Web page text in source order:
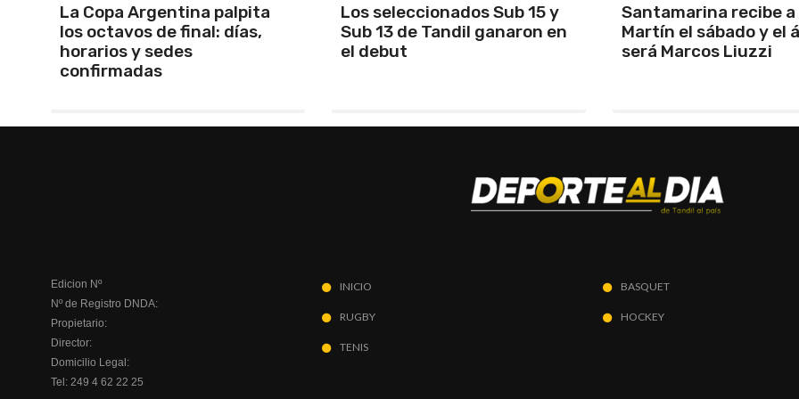
Los seleccionados Sub 15 y
Sub 13 de Tandil ganaron en
el debut
Santamarina recibe a San
Martín el sábado y el árbitro
será Marcos Liuzzi
Los Pumas se
enfrentar a Sudáfrica
Edicion Nº
Nº de Registro DNDA:
Propietario:
Director:
Domicilio Legal:
Tel: 249 4 62 22 25
INICIO
RUGBY
TENIS
BASQUET
HOCKEY